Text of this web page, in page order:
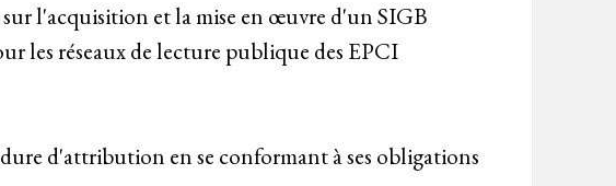
l'acquisition et la mise en œuvre d'un SIGB
les réseaux de lecture publique des EPCI
d'attribution en se conformant à ses obligations